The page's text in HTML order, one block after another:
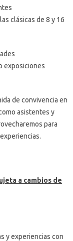
clásicas de 8 y 16
exposiciones
de convivencia en
asistentes y
para
a cambios de
y experiencias con